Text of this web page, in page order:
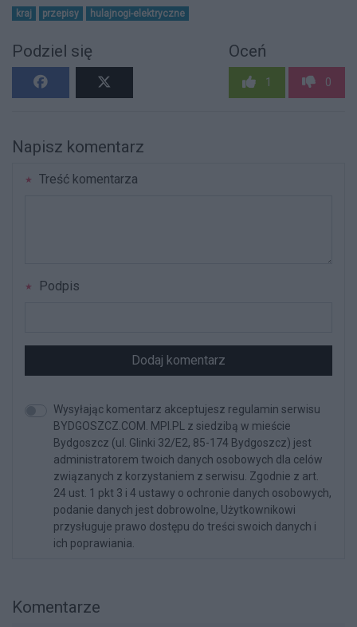
kraj przepisy hulajnogi-elektryczne
Podziel się Oceń
1 0
Napisz komentarz
Treść komentarza
Podpis
Dodaj komentarz
Wysyłając komentarz akceptujesz regulamin serwisu
BYDGOSZCZ.COM. MPI.PL z siedzibą w mieście
Bydgoszcz (ul. Glinki 32/E2, 85-174 Bydgoszcz) jest
administratorem twoich danych osobowych dla celów
związanych z korzystaniem z serwisu. Zgodnie z art.
24 ust. 1 pkt 3 i 4 ustawy o ochronie danych osobowych,
podanie danych jest dobrowolne, Użytkownikowi
przysługuje prawo dostępu do treści swoich danych i
ich poprawiania.
Komentarze